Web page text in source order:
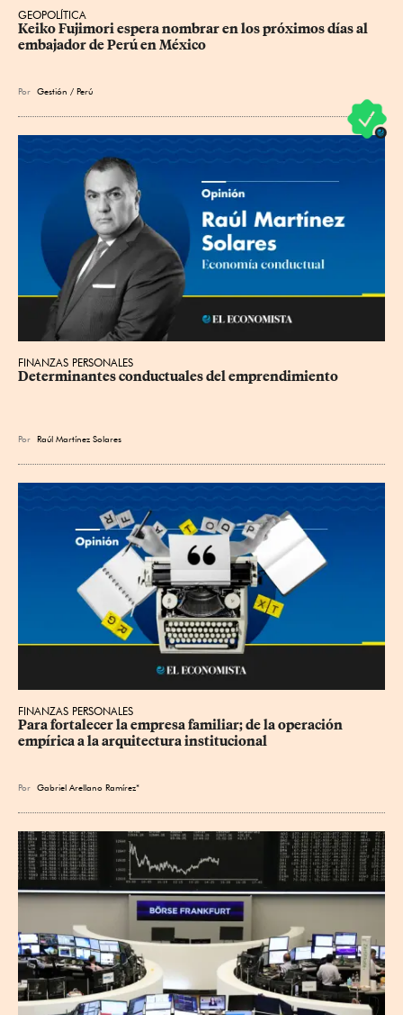
GEOPOLÍTICA
Keiko Fujimori espera nombrar en los próximos días al
embajador de Perú en México
Por Gestión / Perú
FINANZAS PERSONALES
Determinantes conductuales del emprendimiento
Por Raúl Martínez Solares
FINANZAS PERSONALES
Para fortalecer la empresa familiar; de la operación
empírica a la arquitectura institucional
Por Gabriel Arellano Ramírez*